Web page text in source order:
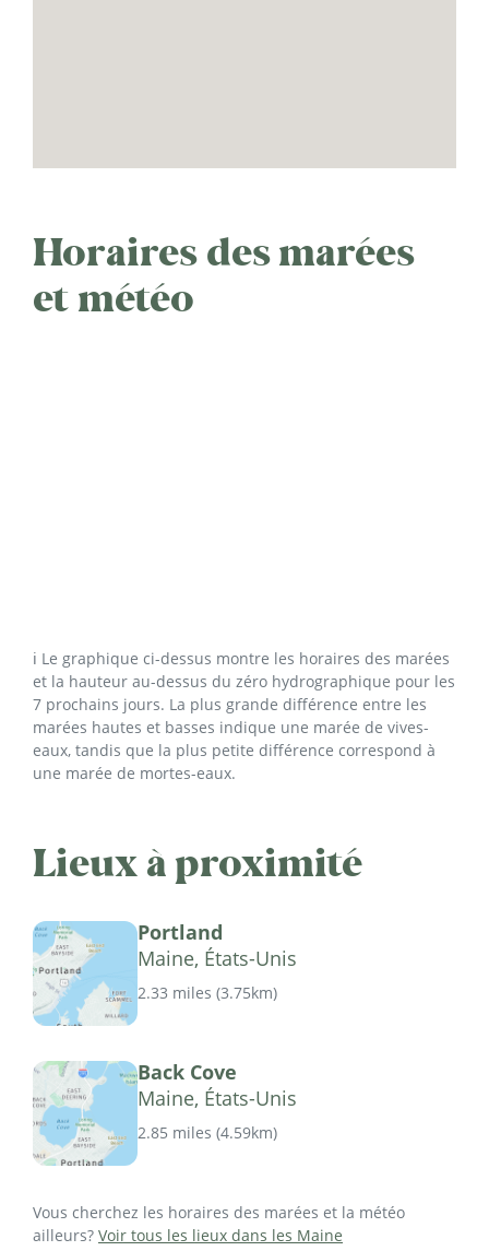
Horaires des marées
et météo
ℹ️ Le graphique ci-dessus montre les horaires des marées
et la hauteur au-dessus du zéro hydrographique pour les
7 prochains jours. La plus grande différence entre les
marées hautes et basses indique une marée de vives-
eaux, tandis que la plus petite différence correspond à
une marée de mortes-eaux.
Lieux à proximité
Portland
Maine, États-Unis
2.33 miles (3.75km)
Back Cove
Maine, États-Unis
2.85 miles (4.59km)
Vous cherchez les horaires des marées et la météo
ailleurs? Voir tous les lieux dans les Maine